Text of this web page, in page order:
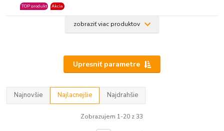
TOP produkt Akcia
zobraziť viac produktov
Upresniť parametre
Najnovšie Najlacnejšie Najdrahšie
Zobrazujem 1-20 z 33